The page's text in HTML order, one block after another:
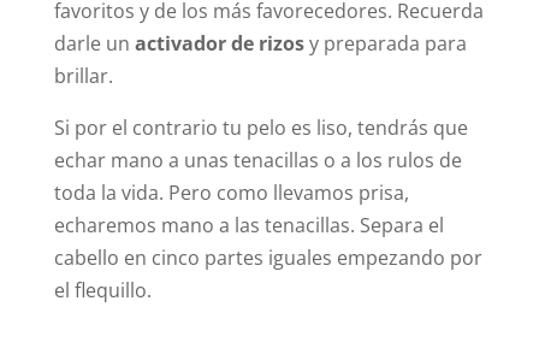
favoritos y de los más favorecedores. Recuerda
darle un activador de rizosy preparada para
brillar.
Si por el contrario tu pelo es liso, tendrás que
echar mano a unas tenacillas o a los rulos de
toda la vida. Pero como llevamos prisa,
echaremos mano a las tenacillas. Separa el
cabello en cinco partes iguales empezando por
el flequillo.